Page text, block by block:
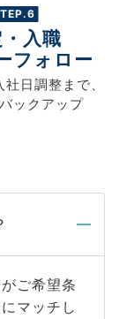
入職
フォロー
社日調整まで、
ックアップ
ご希望条
マッチし